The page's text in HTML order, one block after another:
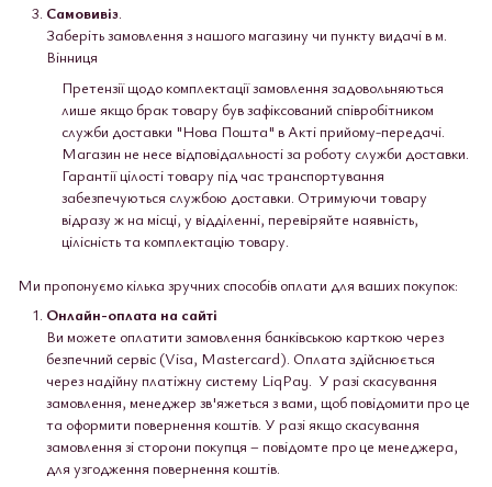
Самовивіз
Заберіть замовлення з нашого магазину чи пункту видачі в м.
Вінниця
Претензії щодо комплектації замовлення задовольняються
лише якщо брак товару був зафіксований співробітником
служби доставки "Нова Пошта" в Акті прийому-передачі.
Магазин не несе відповідальності за роботу служби доставки.
Гарантії цілості товару під час транспортування
забезпечуються службою доставки. Отримуючи товару
відразу ж на місці, у відділенні, перевіряйте наявність,
цілісність та комплектацію товару.
Ми пропонуємо кілька зручних способів оплати для ваших покупок:
Онлайн-оплата на сайті
Ви можете оплатити замовлення банківською карткою через
безпечний сервіс (Visa, Mastercard). Оплата здійснюється
через надійну платіжну систему LiqPay. У разі скасування
замовлення, менеджер зв'яжеться з вами, щоб повідомити про це
та оформити повернення коштів. У разі якщо скасування
замовлення зі сторони покупця – повідомте про це менеджера,
для узгодження повернення коштів.